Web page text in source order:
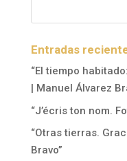
Entradas
“El tiempo
| Manuel Álvarez
“J’écris ton nom.
“Otras tierras.
Bravo”